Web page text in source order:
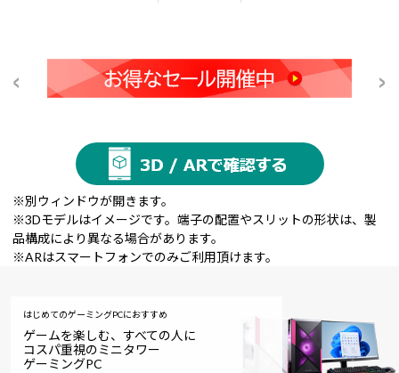
※別ウィンドウが開きます。
※3Dモデルはイメージです。端子の配置やスリットの形状は、製
品構成により異なる場合があります。
※ARはスマートフォンでのみご利用頂けます。
はじめてのゲーミングPCにおすすめ
ゲームを楽しむ、すべての人に
コスパ重視のミニタワー
ゲーミングPC